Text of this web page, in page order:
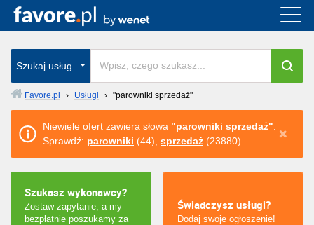
Szukaj usług
Favore.pl › Usługi › "parowniki sprzedaż"
Niewiele ofert zawiera słowa "parowniki sprzedaż"
Sprawdź: parowniki (44), sprzedaż (23880)
Szukasz wykonawcy?
Zostaw zapytanie, a my
bezpłatnie poszukamy za
Świadczysz usługi?
Dodaj swoje ogłoszenie!
Cała Polska
wszystkie w całym kraju
Warszawa
Wrocław
Poznań